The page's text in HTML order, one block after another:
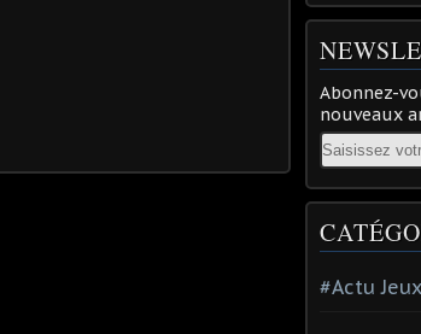
Abonnez-
nouveaux
Email
#Actu